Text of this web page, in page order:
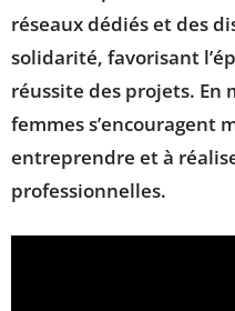
réseaux dédiés et des
solidarité, favorisant l’
réussite des projets. En
femmes s’encouragent
entreprendre et à
professionnelles.